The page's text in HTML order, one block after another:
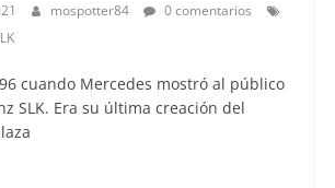
mospotter84
0 comentarios
cuando Mercedes mostró al público
SLK. Era su última creación del